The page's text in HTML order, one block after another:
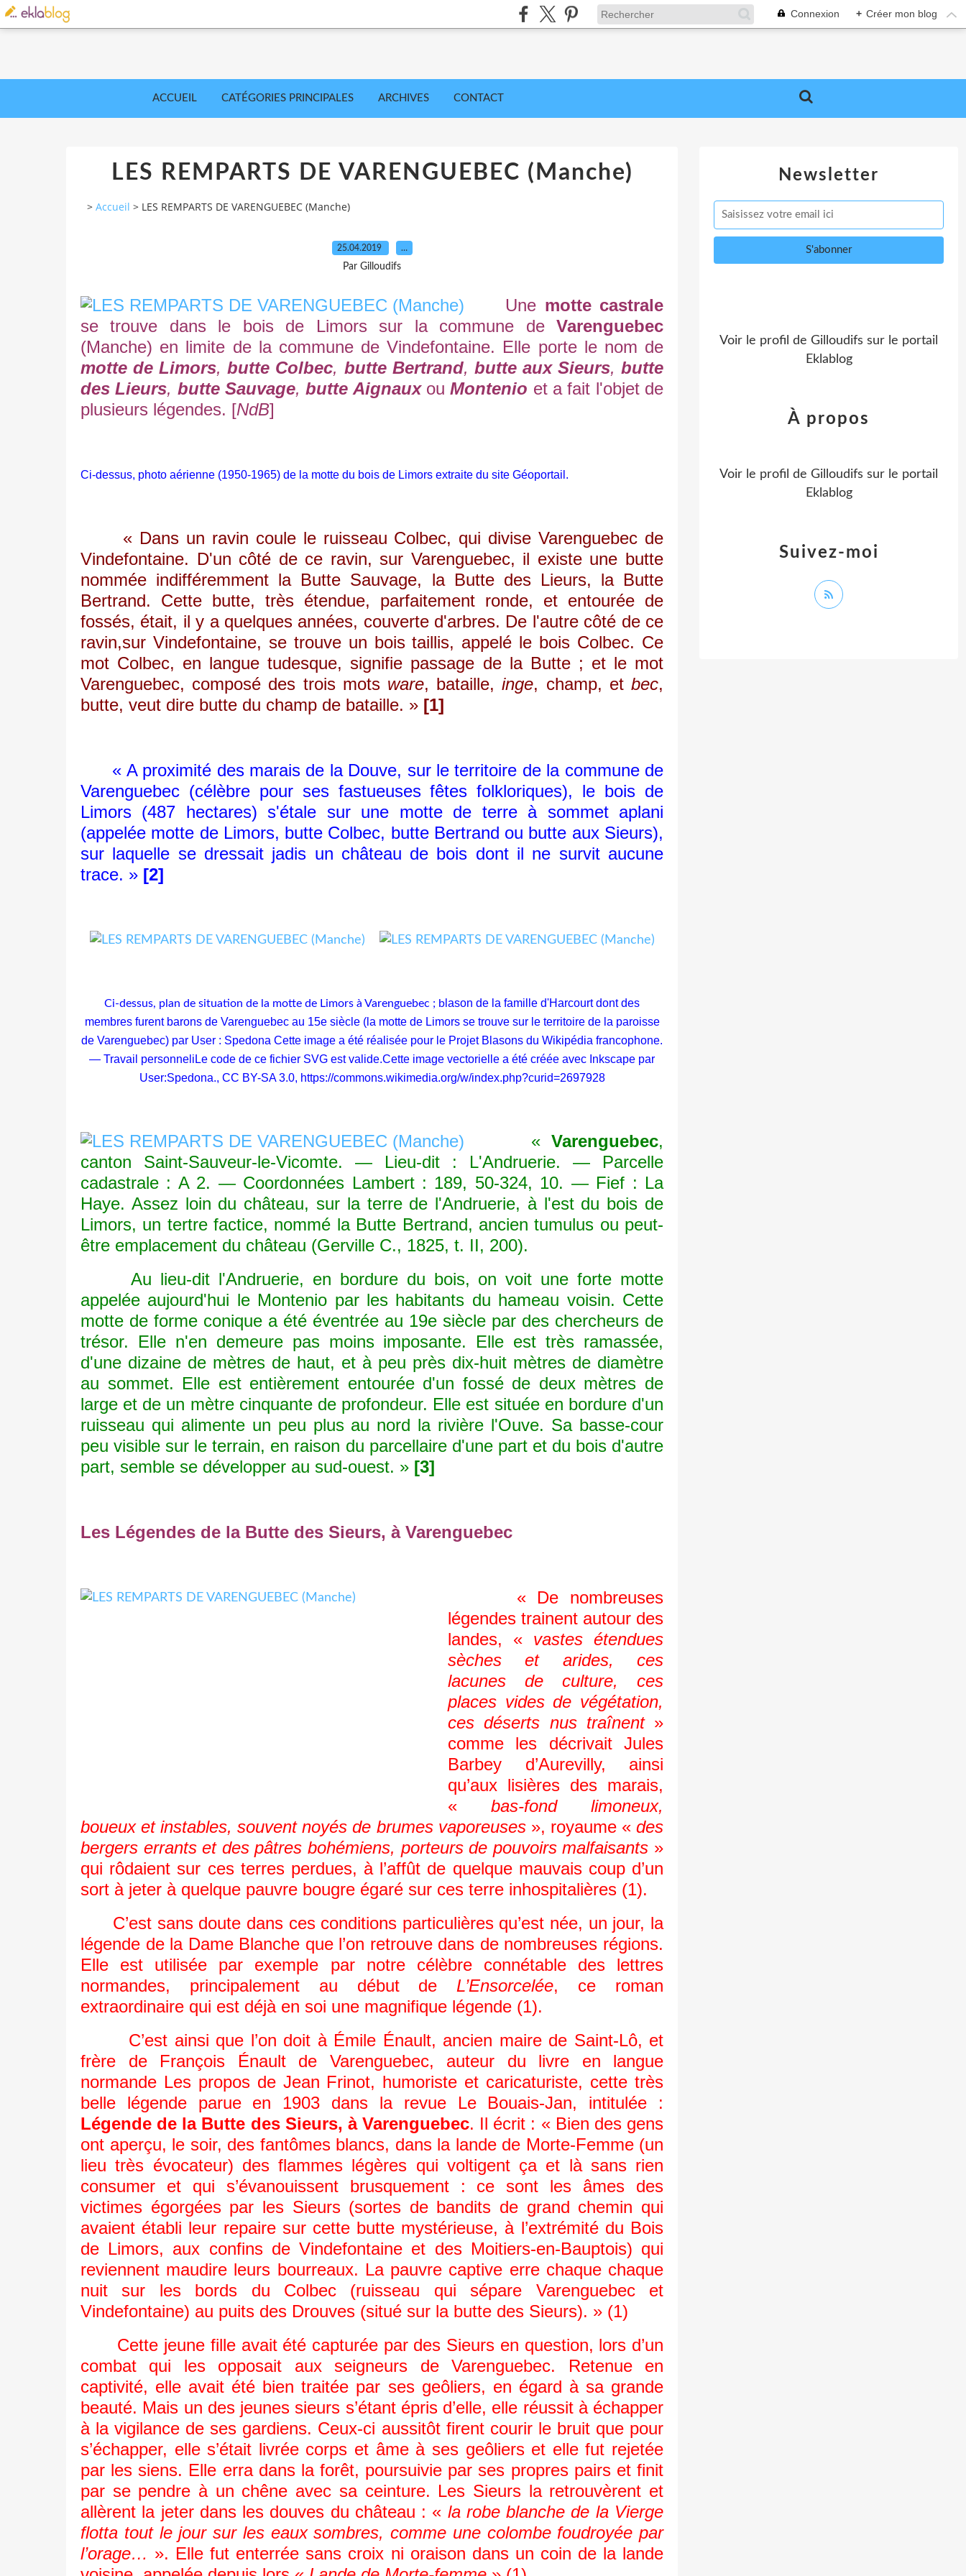
Connexion + Créer mon blog
ACCUEIL CATÉGORIES PRINCIPALES ARCHIVES CONTACT
LES REMPARTS DE VARENGUEBEC (Manche)
> Accueil > LES REMPARTS DE VARENGUEBEC (Manche)
25.04.2019 …
Par Gilloudifs
Une motte castrale
se trouve dans le bois de Limors sur la commune de Varenguebec
(Manche) en limite de la commune de Vindefontaine. Elle porte le nom de
motte de Limors,butte Colbec, butte Bertrand, butte aux Sieurs,butte
des Lieurs, butte Sauvage,butte Aignaux ou Montenio et a fait l'objet de
plusieurs légendes. [NdB]
Ci-dessus, photo aérienne (1950-1965) de la motte du bois de Limors extraite du site Géoportail.
« Dans un ravin coule le ruisseau Colbec, qui divise Varenguebec de
Vindefontaine. D'un côté de ce ravin, sur Varenguebec, il existe une butte
nommée indifféremment la Butte Sauvage, la Butte des Lieurs, la Butte
Bertrand. Cette butte, très étendue, parfaitement ronde, et entourée de
fossés, était, il y a quelques années, couverte d'arbres. De l'autre côté de ce
ravin,sur Vindefontaine, se trouve un bois taillis, appelé le bois Colbec. Ce
mot Colbec, en langue tudesque, signifie passage de la Butte ; et le mot
Varenguebec, composé des trois mots ware, bataille,inge, champ, etbec,
butte, veut dire butte du champ de bataille. » [1]
« A proximité des marais de la Douve, sur le territoire de la commune de
Varenguebec (célèbre pour ses fastueuses fêtes folkloriques), le bois de
Limors (487 hectares) s'étale sur une motte de terre à sommet aplani
(appelée motte de Limors, butte Colbec, butte Bertrand ou butte aux Sieurs),
sur laquelle se dressait jadis un château de bois dont il ne survit aucune
trace. » [2]
Ci-dessus, plan de situation de la motte de Limors à Varenguebec ; b lason de la famille d'Harcourt dont des
membres furent barons de Varenguebec au 15e siècle (la motte de Limors se trouve sur le territoire de la paroisse
de Varenguebec) par User : Spedona Cette image a été réalisée pour le Projet Blasons du Wikipédia francophone.
— Travail personneliLe code de ce fichier SVG est valide.Cette image vectorielle a été créée avec Inkscape par
User:Spedona., CC BY-SA 3.0, https://commons.wikimedia.org/w/index.php?curid=2697928
« Varenguebec,
canton Saint-Sauveur-le-Vicomte. — Lieu-dit : L'Andruerie. — Parcelle
cadastrale : A 2. — Coordonnées Lambert : 189, 50-324, 10. — Fief : La
Haye. Assez loin du château, sur la terre de l'Andruerie, à l'est du bois de
Limors, un tertre factice, nommé la Butte Bertrand, ancien tumulus ou peut-
être emplacement du château (Gerville C., 1825, t. II, 200).
Au lieu-dit l'Andruerie, en bordure du bois, on voit une forte motte
appelée aujourd'hui le Montenio par les habitants du hameau voisin. Cette
motte de forme conique a été éventrée au 19e siècle par des chercheurs de
trésor. Elle n'en demeure pas moins imposante. Elle est très ramassée,
d'une dizaine de mètres de haut, et à peu près dix-huit mètres de diamètre
au sommet. Elle est entièrement entourée d'un fossé de deux mètres de
large et de un mètre cinquante de profondeur. Elle est située en bordure d'un
ruisseau qui alimente un peu plus au nord la rivière l'Ouve. Sa basse-cour
peu visible sur le terrain, en raison du parcellaire d'une part et du bois d'autre
part, semble se développer au sud-ouest. » [3]
Les Légendes de la Butte des Sieurs, à Varenguebec
« De nombreuses
légendes trainent autour des
landes, « vastes étendues
sèches et arides, ces
lacunes de culture, ces
places vides de végétation,
ces déserts nus traînent»
comme les décrivait Jules
Barbey d’Aurevilly, ainsi
qu’aux lisières des marais,
« bas-fond limoneux,
boueux et instables, souvent noyés de brumes vaporeuses», royaume «des
bergers errants et des pâtres bohémiens, porteurs de pouvoirs malfaisants »
qui rôdaient sur ces terres perdues, à l’affût de quelque mauvais coup d’un
sort à jeter à quelque pauvre bougre égaré sur ces terre inhospitalières (1).
C’est sans doute dans ces conditions particulières qu’est née, un jour, la
légende de la Dame Blanche que l’on retrouve dans de nombreuses régions.
Elle est utilisée par exemple par notre célèbre connétable des lettres
normandes, principalement au début de L’Ensorcelée, ce roman
extraordinaire qui est déjà en soi une magnifique légende (1).
C’est ainsi que l’on doit à Émile Énault, ancien maire de Saint-Lô, et
frère de François Énault de Varenguebec, auteur du livre en langue
normande Les propos de Jean Frinot, humoriste et caricaturiste, cette très
belle légende parue en 1903 dans la revue Le Bouais-Jan, intitulée :
Légende de la Butte des Sieurs, à Varenguebec. Il écrit : « Bien des gens
ont aperçu, le soir, des fantômes blancs, dans la lande de Morte-Femme (un
lieu très évocateur) des flammes légères qui voltigent ça et là sans rien
consumer et qui s’évanouissent brusquement : ce sont les âmes des
victimes égorgées par les Sieurs (sortes de bandits de grand chemin qui
avaient établi leur repaire sur cette butte mystérieuse, à l’extrémité du Bois
de Limors, aux confins de Vindefontaine et des Moitiers-en-Bauptois) qui
reviennent maudire leurs bourreaux. La pauvre captive erre chaque chaque
nuit sur les bords du Colbec (ruisseau qui sépare Varenguebec et
Vindefontaine) au puits des Drouves (situé sur la butte des Sieurs). » (1)
Cette jeune fille avait été capturée par des Sieurs en question, lors d’un
combat qui les opposait aux seigneurs de Varenguebec. Retenue en
captivité, elle avait été bien traitée par ses geôliers, en égard à sa grande
beauté. Mais un des jeunes sieurs s’étant épris d’elle, elle réussit à échapper
à la vigilance de ses gardiens. Ceux-ci aussitôt firent courir le bruit que pour
s’échapper, elle s’était livrée corps et âme à ses geôliers et elle fut rejetée
par les siens. Elle erra dans la forêt, poursuivie par ses propres pairs et finit
par se pendre à un chêne avec sa ceinture. Les Sieurs la retrouvèrent et
allèrent la jeter dans les douves du château : « la robe blanche de la Vierge
flotta tout le jour sur les eaux sombres, comme une colombe foudroyée par
l’orage… ». Elle fut enterrée sans croix ni oraison dans un coin de la lande
Newsletter
Voir le profil de Gilloudifs sur le portail
Eklablog
Suivez-moi
À propos
Voir le profil de Gilloudifs sur le portail
Eklablog